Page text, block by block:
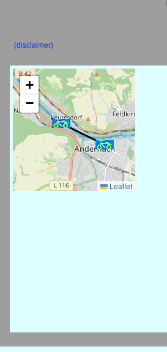
(disclaimer)
+
−
Leaflet